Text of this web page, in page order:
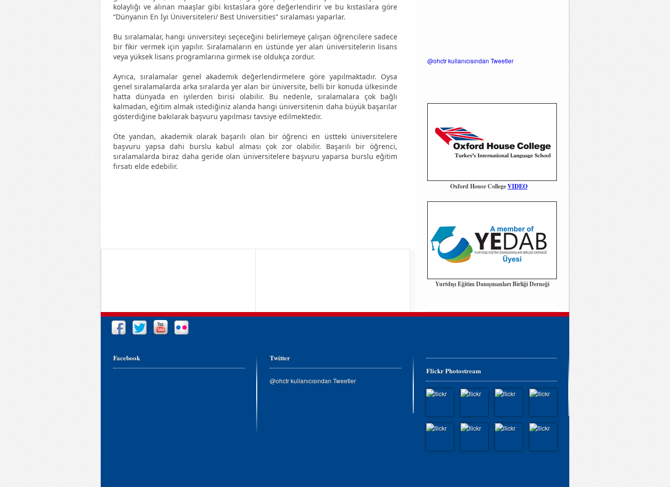
kolaylığı ve alınan maaşlar gibi kıstaslara göre değerlendirir ve bu kıstaslara göre
“Dünyanın En İyi Üniversiteleri/ Best Universities” sıralaması yaparlar.
Bu sıralamalar, hangi üniversiteyi seçeceğini belirlemeye çalışan öğrencilere sadece
bir fikir vermek için yapılır. Sıralamaların en üstünde yer alan üniversitelerin lisans
veya yüksek lisans programlarına girmek ise oldukça zordur.
Ayrıca, sıralamalar genel akademik değerlendirmelere göre yapılmaktadır. Oysa
genel sıralamalarda arka sıralarda yer alan bir üniversite, belli bir konuda ülkesinde
hatta dünyada en iyilerden birisi olabilir. Bu nedenle, sıralamalara çok bağlı
kalmadan, eğitim almak istediğiniz alanda hangi üniversitenin daha büyük başarılar
gösterdiğine bakılarak başvuru yapılması tavsiye edilmektedir.
Öte yandan, akademik olarak başarılı olan bir öğrenci en üstteki üniversitelere
başvuru yapsa dahi burslu kabul alması çok zor olabilir. Başarılı bir öğrenci,
sıralamalarda biraz daha geride olan üniversitelere başvuru yaparsa burslu eğitim
fırsatı elde edebilir.
@ohctr kullanıcısından Tweetler
Oxford House CollegeVIDEO
Yurtdışı Eğitim Danışmanları Birliği Derneği
Facebook Twitter
@ohctr kullanıcısından Tweetler
Flickr Photostream